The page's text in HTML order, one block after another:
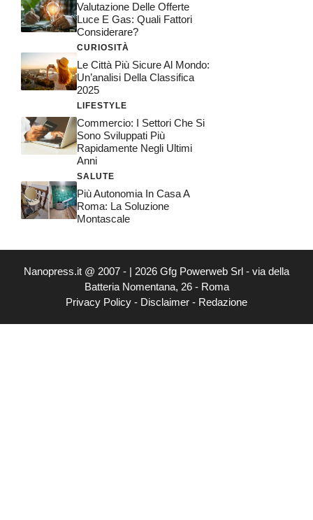
Valutazione Delle Offerte
Luce E Gas: Quali Fattori
Considerare?
CURIOSITÀ
Le Città Più Sicure Al Mondo:
Un’analisi Della Classifica
2025
LIFESTYLE
Commercio: I Settori Che Si
Sono Sviluppati Più
Rapidamente Negli Ultimi
Anni
SALUTE
Più Autonomia In Casa A
Roma: La Soluzione
Montascale
Nanopress.it @ 2007 - | 2026 Gfg Powerweb Srl - via della
Batteria Nomentana, 26 - Roma
Privacy Policy - Disclaimer - Redazione